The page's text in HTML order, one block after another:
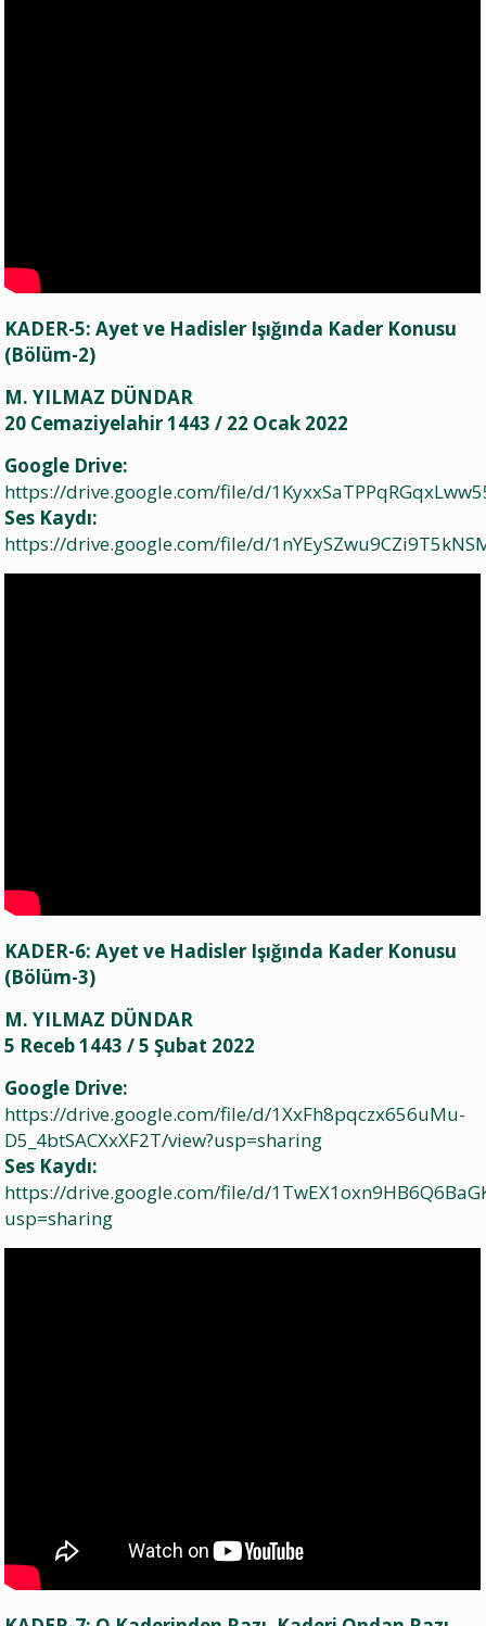
KADER-5: Ayet ve Hadisler Işığında Kader Konusu
(Bölüm-2)
M. YILMAZ DÜNDAR
20 Cemaziyelahir 1443 / 22 Ocak 2022
Google Drive:
https://drive.google.com/file/d/
Ses Kaydı:
https://drive.google.com/file/d/
KADER-6: Ayet ve Hadisler Işığında Kader Konusu
(Bölüm-3)
M. YILMAZ DÜNDAR
5 Receb 1443 / 5 Şubat 2022
Google Drive:
https://drive.google.com/file/d/1XxFh8pqczx656uMu-
D5_4btSACXxXF2T/view?usp=sharing
Ses Kaydı:
https://drive.google.com/file/d/
usp=sharing